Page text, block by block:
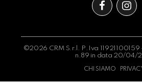
©2026 CRM S.r.l. P.Iva 11921100159
n.89 in data 20/04/
CHI SIAMO